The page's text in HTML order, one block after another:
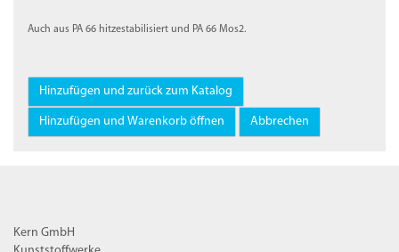
Auch aus PA 66 hitzestabilisiert und PA 66 Mos2.
Kern GmbH